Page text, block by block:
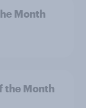
Month
the Month